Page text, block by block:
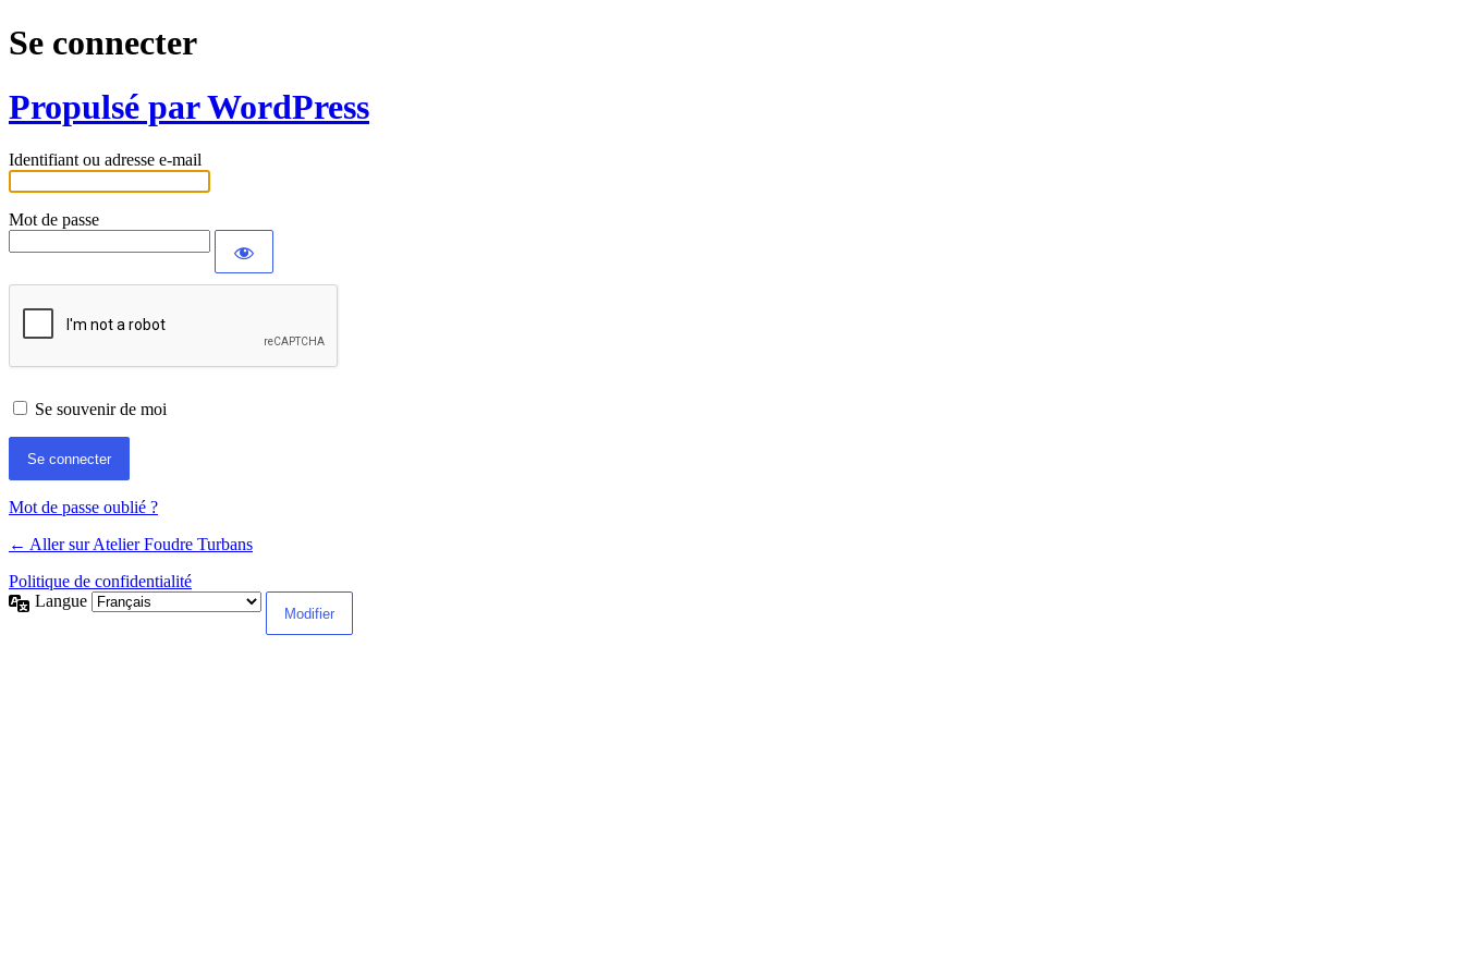
Se connecter
Propulsé par WordPress
Identifiant ou adresse e-mail
Mot de passe
Se souvenir de moi
Mot de passe oublié ?
← Aller sur Atelier Foudre Turbans
Politique de confidentialité
Langue